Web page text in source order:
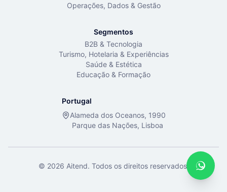
Operações, Dados & Gestão
Segmentos
B2B & Tecnologia
Turismo, Hotelaria & Experiências
Saúde & Estética
Educação & Formação
Portugal
Alameda dos Oceanos, 1990
Parque das Nações, Lisboa
© 2026 Aitend. Todos os direitos reservados.